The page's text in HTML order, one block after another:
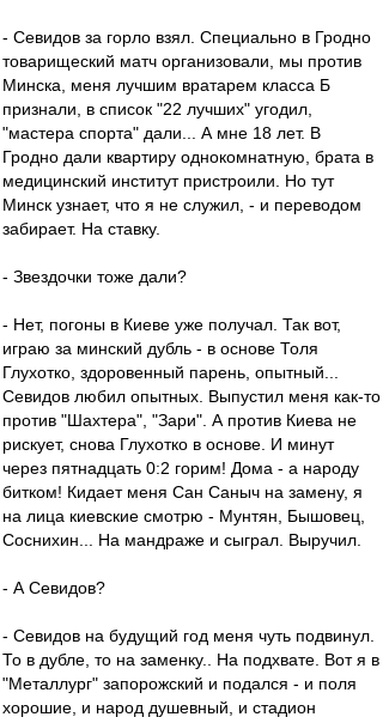
- Севидов за горло взял. Специально в Гродно
товарищеский матч организовали, мы против
Минска, меня лучшим вратарем класса Б
признали, в список "22 лучших" угодил,
"мастера спорта" дали... А мне 18 лет. В
Гродно дали квартиру однокомнатную, брата в
медицинский институт пристроили. Но тут
Минск узнает, что я не служил, - и переводом
забирает. На ставку.
- Звездочки тоже дали?
- Нет, погоны в Киеве уже получал. Так вот,
играю за минский дубль - в основе Толя
Глухотко, здоровенный парень, опытный...
Севидов любил опытных. Выпустил меня как-то
против "Шахтера", "Зари". А против Киева не
рискует, снова Глухотко в основе. И минут
через пятнадцать 0:2 горим! Дома - а народу
битком! Кидает меня Сан Саныч на замену, я
на лица киевские смотрю - Мунтян, Бышовец,
Соснихин... На мандраже и сыграл. Выручил.
- А Севидов?
- Севидов на будущий год меня чуть подвинул.
То в дубле, то на заменку.. На подхвате. Вот я в
"Металлург" запорожский и подался - и поля
хорошие, и народ душевный, и стадион